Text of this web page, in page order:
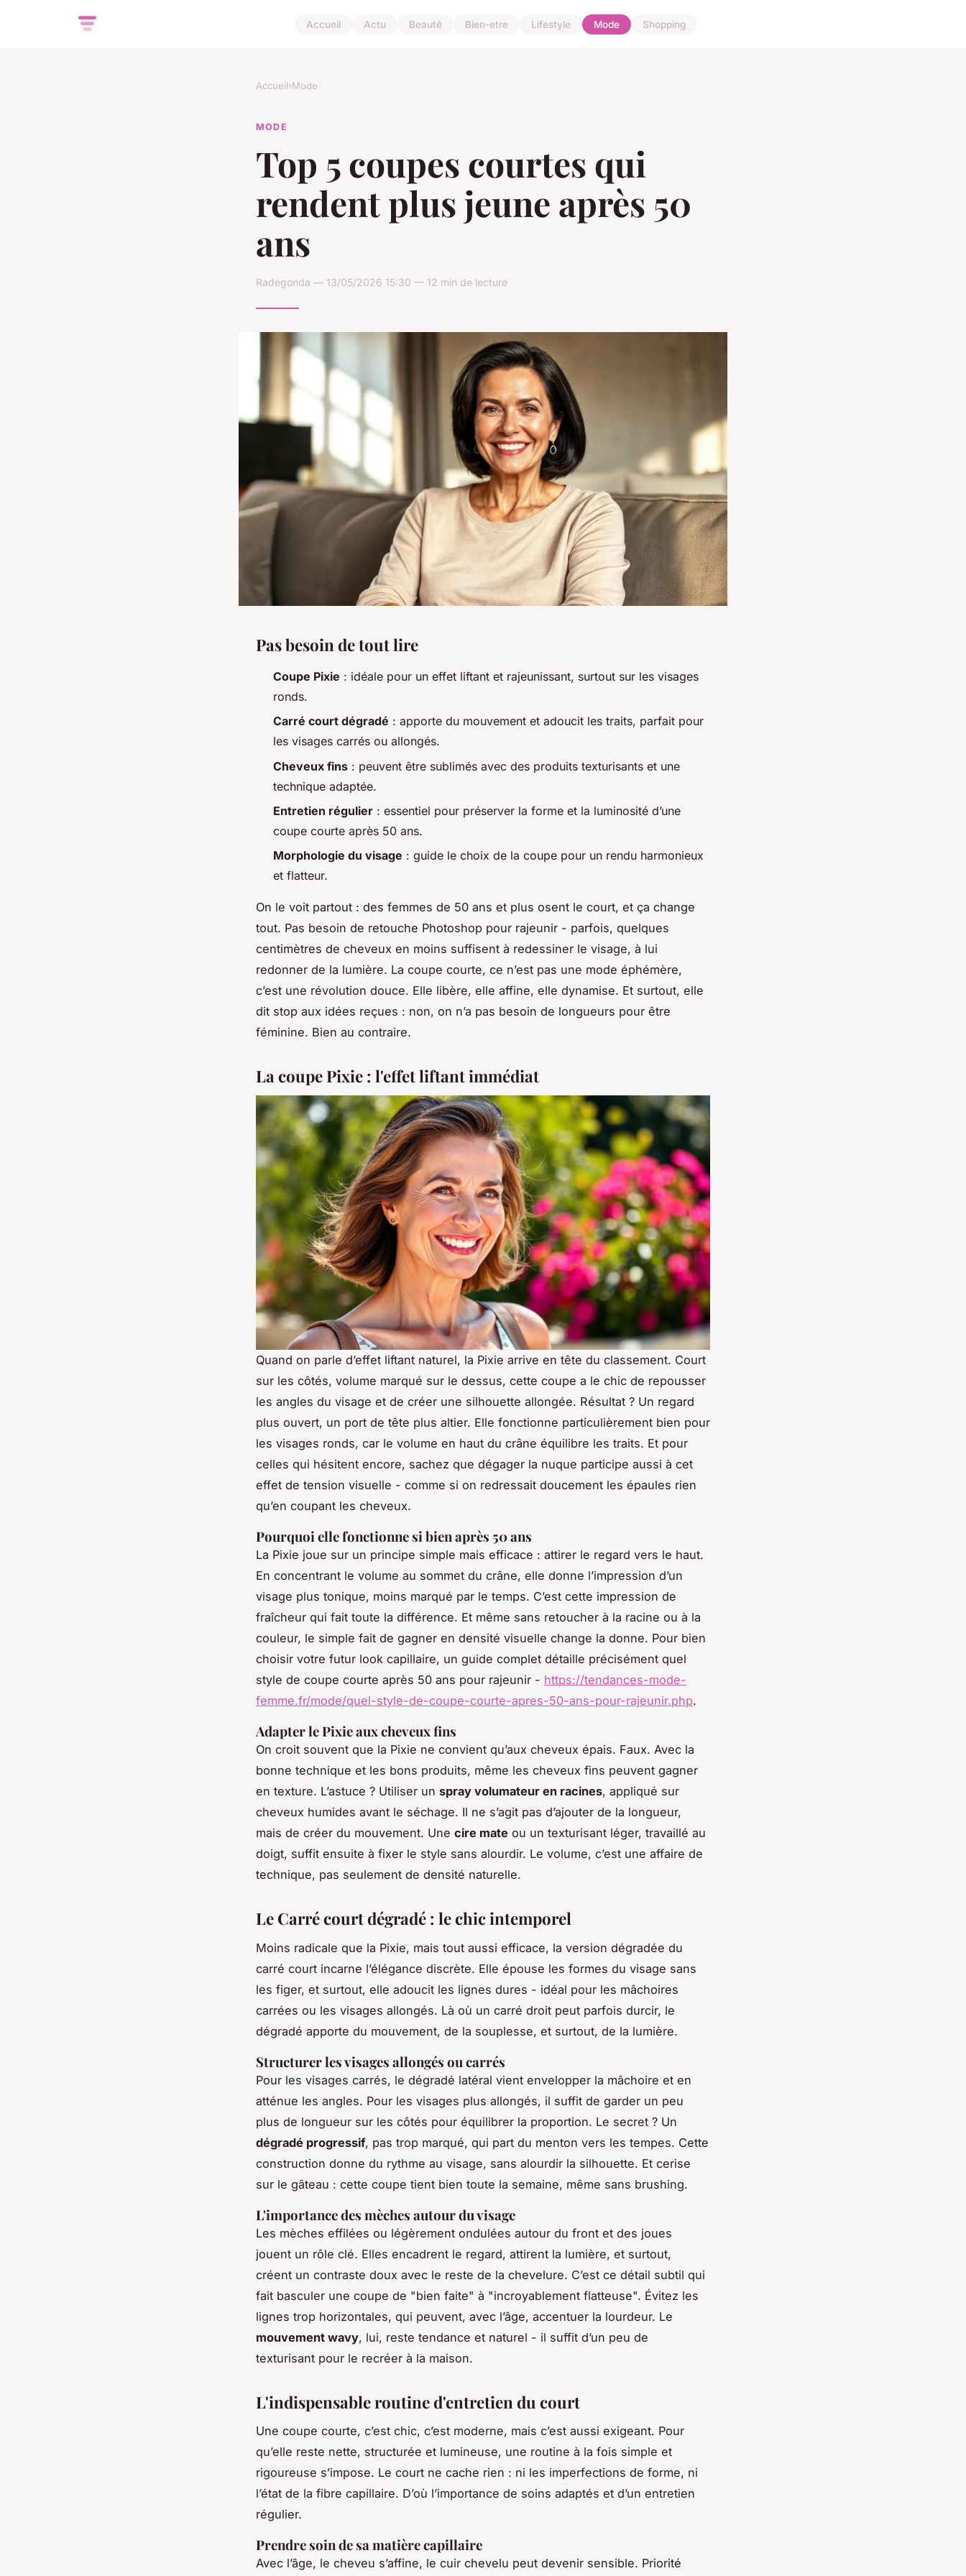
Accueil Actu Beauté Bien-etre Lifestyle Mode Shopping
Accueil›Mode
MODE
Top 5 coupes courtes qui
rendent plus jeune après 50
ans
Radegonda — 13/05/2026 15:30 — 12 min de lecture
Pas besoin de tout lire
Coupe Pixie : idéale pour un effet liftant et rajeunissant, surtout sur les visages
ronds.
Carré court dégradé : apporte du mouvement et adoucit les traits, parfait pour
les visages carrés ou allongés.
Cheveux fins : peuvent être sublimés avec des produits texturisants et une
technique adaptée.
Entretien régulier : essentiel pour préserver la forme et la luminosité d’une
coupe courte après 50 ans.
Morphologie du visage : guide le choix de la coupe pour un rendu harmonieux
et flatteur.
On le voit partout : des femmes de 50 ans et plus osent le court, et ça change
tout. Pas besoin de retouche Photoshop pour rajeunir - parfois, quelques
centimètres de cheveux en moins suffisent à redessiner le visage, à lui
redonner de la lumière. La coupe courte, ce n’est pas une mode éphémère,
c’est une révolution douce. Elle libère, elle affine, elle dynamise. Et surtout, elle
dit stop aux idées reçues : non, on n’a pas besoin de longueurs pour être
féminine. Bien au contraire.
La coupe Pixie : l'effet liftant immédiat
Quand on parle d’effet liftant naturel, la Pixie arrive en tête du classement. Court
sur les côtés, volume marqué sur le dessus, cette coupe a le chic de repousser
les angles du visage et de créer une silhouette allongée. Résultat ? Un regard
plus ouvert, un port de tête plus altier. Elle fonctionne particulièrement bien pour
les visages ronds, car le volume en haut du crâne équilibre les traits. Et pour
celles qui hésitent encore, sachez que dégager la nuque participe aussi à cet
effet de tension visuelle - comme si on redressait doucement les épaules rien
qu’en coupant les cheveux.
Pourquoi elle fonctionne si bien après 50 ans
La Pixie joue sur un principe simple mais efficace : attirer le regard vers le haut.
En concentrant le volume au sommet du crâne, elle donne l’impression d’un
visage plus tonique, moins marqué par le temps. C’est cette impression de
fraîcheur qui fait toute la différence. Et même sans retoucher à la racine ou à la
couleur, le simple fait de gagner en densité visuelle change la donne. Pour bien
choisir votre futur look capillaire, un guide complet détaille précisément quel
style de coupe courte après 50 ans pour rajeunir - https://tendances-mode-
femme.fr/mode/quel-style-de-coupe-courte-apres-50-ans-pour-rajeunir.php.
Adapter le Pixie aux cheveux fins
On croit souvent que la Pixie ne convient qu’aux cheveux épais. Faux. Avec la
bonne technique et les bons produits, même les cheveux fins peuvent gagner
en texture. L’astuce ? Utiliser un spray volumateur en racines, appliqué sur
cheveux humides avant le séchage. Il ne s’agit pas d’ajouter de la longueur,
mais de créer du mouvement. Une cire mate ou un texturisant léger, travaillé au
doigt, suffit ensuite à fixer le style sans alourdir. Le volume, c’est une affaire de
technique, pas seulement de densité naturelle.
Le Carré court dégradé : le chic intemporel
Moins radicale que la Pixie, mais tout aussi efficace, la version dégradée du
carré court incarne l’élégance discrète. Elle épouse les formes du visage sans
les figer, et surtout, elle adoucit les lignes dures - idéal pour les mâchoires
carrées ou les visages allongés. Là où un carré droit peut parfois durcir, le
dégradé apporte du mouvement, de la souplesse, et surtout, de la lumière.
Structurer les visages allongés ou carrés
Pour les visages carrés, le dégradé latéral vient envelopper la mâchoire et en
atténue les angles. Pour les visages plus allongés, il suffit de garder un peu
plus de longueur sur les côtés pour équilibrer la proportion. Le secret ? Un
dégradé progressif, pas trop marqué, qui part du menton vers les tempes. Cette
construction donne du rythme au visage, sans alourdir la silhouette. Et cerise
sur le gâteau : cette coupe tient bien toute la semaine, même sans brushing.
L'importance des mèches autour du visage
Les mèches effilées ou légèrement ondulées autour du front et des joues
jouent un rôle clé. Elles encadrent le regard, attirent la lumière, et surtout,
créent un contraste doux avec le reste de la chevelure. C’est ce détail subtil qui
fait basculer une coupe de "bien faite" à "incroyablement flatteuse". Évitez les
lignes trop horizontales, qui peuvent, avec l’âge, accentuer la lourdeur. Le
mouvement wavy, lui, reste tendance et naturel - il suffit d’un peu de
texturisant pour le recréer à la maison.
L'indispensable routine d'entretien du court
Une coupe courte, c’est chic, c’est moderne, mais c’est aussi exigeant. Pour
qu’elle reste nette, structurée et lumineuse, une routine à la fois simple et
rigoureuse s’impose. Le court ne cache rien : ni les imperfections de forme, ni
l’état de la fibre capillaire. D’où l’importance de soins adaptés et d’un entretien
régulier.
Prendre soin de sa matière capillaire
Avec l’âge, le cheveu s’affine, le cuir chevelu peut devenir sensible. Priorité